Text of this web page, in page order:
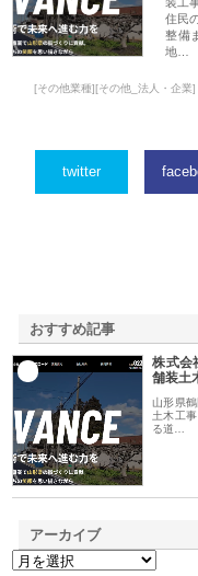
住民
整備
地…
[その他業種][その他_法人・企業]
twitter
おすすめ記事
株式会
舗装土
山形県
土木工
る道…
アーカイブ